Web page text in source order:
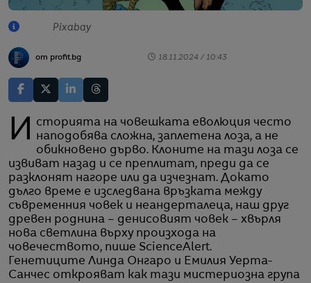
Pixabay
от profit.bg 18.11.2024 / 10:43
Историята на човешката еволюция често
наподобява сложна, заплетена лоза, а не
обикновено дърво. Клоните на тази лоза се
извиват назад и се преплитат, преди да се
разклонят нагоре или да изчезнат. Докато
дълго време е изследвана връзката между
съвременния човек и неандерталеца, наш друг
древен роднина – денисовият човек – хвърля
нова светлина върху произхода на
човечеството, пише ScienceAlert.
Генетиците Линда Онгаро и Емилия Уерта-
Санчес открояват как тази мистериозна група